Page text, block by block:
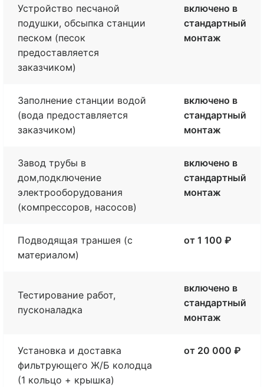
Устройство песчаной
подушки, обсыпка станции
песком (песок
предоставляется
заказчиком)
включено в
стандартный
монтаж
Заполнение станции водой
(вода предоставляется
заказчиком)
включено в
стандартный
монтаж
Завод трубы в
дом,подключение
электрооборудования
(компрессоров, насосов)
включено в
стандартный
монтаж
Подводящая траншея (с
материалом)
от 1 100 ₽
Тестирование работ,
пусконаладка
включено в
стандартный
монтаж
Установка и доставка
фильтрующего Ж/Б колодца
(1 кольцо + крышка)
от 20 000 ₽